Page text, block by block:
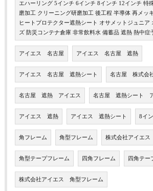
エハーリング 5インチ 6インチ 8インチ 12インチ 特
磨加工 クリーニング研磨加工 後工程 半導体 再メッ
ヒートプロテクター遮熱シート オサメットジュニア
ズ 防災コンテナ倉庫 非常飲料水 備蓄品 遮熱 熱中症
アイエス 名古屋 アイエス 名古屋 遮熱
アイエス 名古屋 遮熱シート 名古屋 株式会
名古屋 遮熱 アイエス 名古屋 遮熱シート
アイエス 遮熱 アイエス 遮熱シート 8イ
角フレーム 角型フレーム 株式会社アイエ
角型テープフレーム 四角フレーム 四角テー
株式会社アイエス 角型フレーム